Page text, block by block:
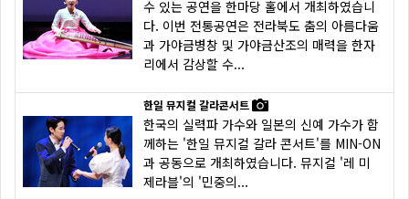
수 있는 공연을 한마당 홀에서 개최하였습니
다. 이번 전통공연은 전라북도 춤의 아름다움
과 가야금병창 및 가야금산조의 매력을 한자
리에서 감상할 수...
한일 뮤지컬 갈라콘서트
한국의 실력파 가수와 일본의 신예 가수가 함
께하는 '한일 뮤지컬 갈라 콘서트'를 MIN-ON
과 공동으로 개최하였습니다. 뮤지컬 '레 미
제라블'의 '민중의...